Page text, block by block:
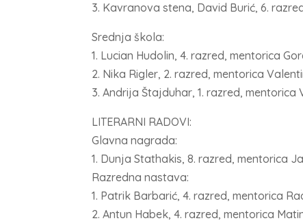
3. Kavranova stena, David Burić, 6.
Srednja škola:
1. Lucian Hudolin, 4. razred, mentorica
2. Nika Rigler, 2. razred, mentorica
3. Andrija Štajduhar, 1. razred, mentorica
LITERARNI RADOVI:
Glavna nagrada:
1. Dunja Stathakis, 8. razred, mentorica
Razredna nastava:
1. Patrik Barbarić, 4. razred, mentorica
2. Antun Habek, 4. razred, mentorica